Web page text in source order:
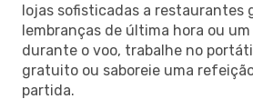
lojas sofisticadas a restaurantes
lembranças de última hora ou
durante o voo, trabalhe no
gratuito ou saboreie uma
partida.